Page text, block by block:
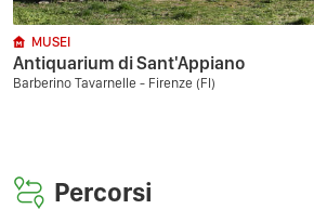
MUSEI
Antiquarium di Sant'Appiano
Barberino Tavarnelle - Firenze (FI)
Percorsi